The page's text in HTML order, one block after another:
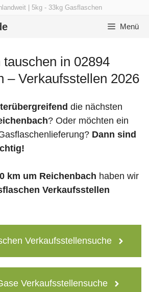
| 5kg - 33kg Gasflaschen
Menü
in 02894
– Verkaufsstellen 2026
die nächsten
? Oder möchten ein
Dann sind
km um Reichenbach haben wir
Verkaufsstellen
Verkaufsstellensuche
Verkaufsstellensuche